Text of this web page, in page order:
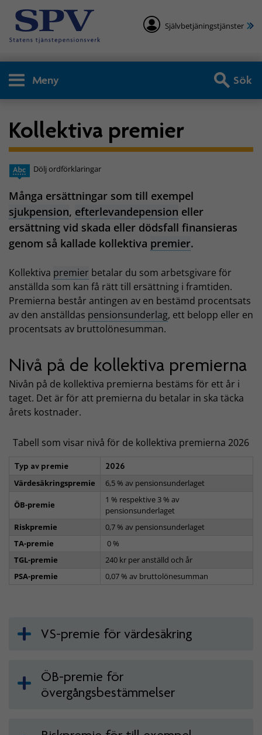
Självbetjäningstjänster
Meny Sök
Kollektiva premier
Dölj ordförklaringar
Många ersättningar som till exempel
sjukpension, efterlevandepension eller
ersättning vid skada eller dödsfall finansieras
genom så kallade kollektiva premier.
Kollektiva premier betalar du som arbetsgivare för
anställda som kan få rätt till ersättning i framtiden.
Premierna består antingen av en bestämd procentsats
av den anställdas pensionsunderlag, ett belopp eller en
procentsats av bruttolönesumman.
Nivå på de kollektiva premierna
Nivån på de kollektiva premierna bestäms för ett år i
taget. Det är för att premierna du betalar in ska täcka
årets kostnader.
Tabell som visar nivå för de kollektiva premierna 2026
Typ av premie
2026
Värdesäkringspremie
6,5 % av pensionsunderlaget
ÖB-premie
1 % respektive 3 % av
pensionsunderlaget
Riskpremie
0,7 % av pensionsunderlaget
TA-premie
0 %
TGL-premie
240 kr per anställd och år
PSA-premie
0,07 % av bruttolönesumman
VS-premie för värdesäkring
ÖB-premie för
övergångsbestämmelser